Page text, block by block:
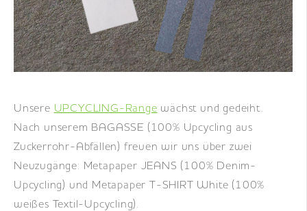
Wissen
DE|EN|FR
Unsere UPCYCLING-Range wächst und gedeiht.
Nach unserem BAGASSE (100% Upcycling aus
Zuckerrohr-Abfällen) freuen wir uns über zwei
Neuzugänge: Metapaper JEANS (100% Denim-
Upcycling) und Metapaper T-SHIRT White (100%
weißes Textil-Upcycling).